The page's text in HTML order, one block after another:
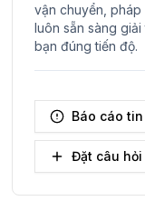
vận chuyển,
luôn sẵn sàng
bạn đúng tiến độ.
Báo cáo
Đặt câu